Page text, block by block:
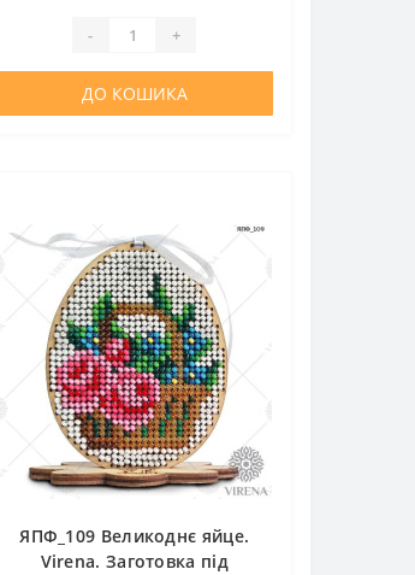
необхідної кількості, інструкції та
- +
ДО КОШИКА
ЯПФ_109 Великоднє яйце.
Virena. Заготовка під